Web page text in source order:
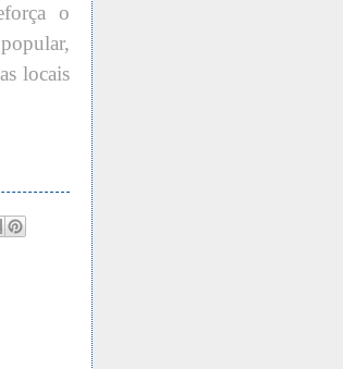
o
locais